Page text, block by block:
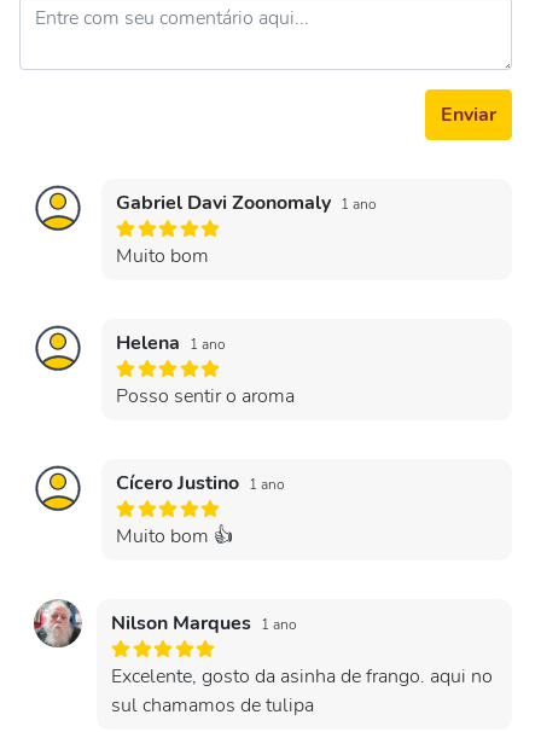
Enviar
Gabriel Davi Zoonomaly 1 ano
Muito bom
Helena 1 ano
Posso sentir o aroma
Cícero Justino 1 ano
Muito bom 👍
Nilson Marques 1 ano
Excelente, gosto da asinha de frango. aqui no
sul chamamos de tulipa